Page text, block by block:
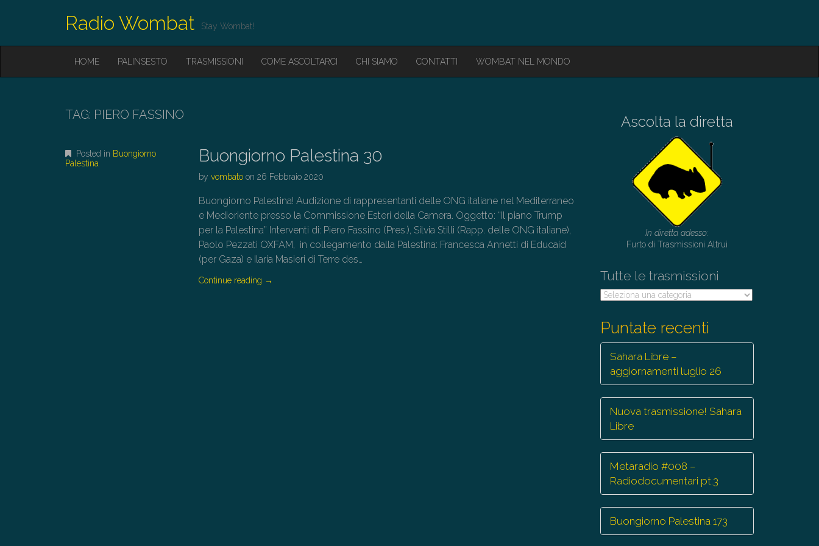
Radio Wombat Stay Wombat!
M
N
M
N
O
C
T
E
HOME PALINSESTO TRASMISSIONI COME ASCOLTARCI CHI SIAMO CONTATTI WOMBAT NEL MONDO
TAG: PIERO FASSINO
Posted in Buongiorno
Palestina
Buongiorno Palestina 30
byvombato on26 Febbraio 2020
Buongiorno Palestina! Audizione di rappresentanti delle ONG italiane nel Mediterraneo
e Medioriente presso la Commissione Esteri della Camera. Oggetto: “Il piano Trump
per la Palestina” Interventi di: Piero Fassino (Pres.), Silvia Stilli (Rapp. delle ONG italiane),
Paolo Pezzati OXFAM, in collegamento dalla Palestina: Francesca Annetti di Educaid
(per Gaza) e Ilaria Masieri di Terre des…
Continue reading →
Ascolta la diretta
In diretta adesso:
Furto di Trasmissioni Altrui
Tutte le trasmissioni
Tutte
Puntate recenti
Sahara Libre –
aggiornamenti luglio 26
Nuova trasmissione! Sahara
Libre
Metaradio #008 –
Radiodocumentari pt.3
Buongiorno Palestina 173